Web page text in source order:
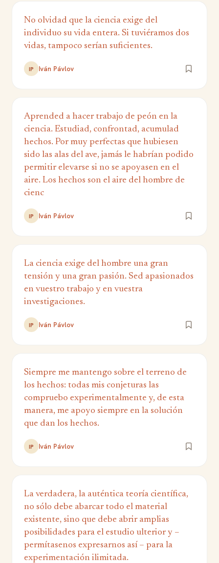
No olvidad que la ciencia exige del
individuo su vida entera. Si tuviéramos dos
vidas, tampoco serían suficientes.
IP Iván Pávlov
Aprended a hacer trabajo de peón en la
ciencia. Estudiad, confrontad, acumulad
hechos. Por muy perfectas que hubiesen
sido las alas del ave, jamás le habrían podido
permitir elevarse si no se apoyasen en el
aire. Los hechos son el aire del hombre de
cienc
IP Iván Pávlov
La ciencia exige del hombre una gran
tensión y una gran pasión. Sed apasionados
en vuestro trabajo y en vuestra
investigaciones.
IP Iván Pávlov
Siempre me mantengo sobre el terreno de
los hechos: todas mis conjeturas las
compruebo experimentalmente y, de esta
manera, me apoyo siempre en la solución
que dan los hechos.
IP Iván Pávlov
La verdadera, la auténtica teoría científica,
no sólo debe abarcar todo el material
existente, sino que debe abrir amplias
posibilidades para el estudio ulterior y –
permítasenos expresarnos así – para la
experimentación ilimitada.